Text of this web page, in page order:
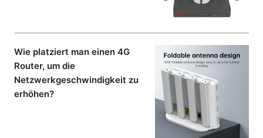
Wie platziert man einen 4G
Router, um die
Netzwerkgeschwindigkeit zu
erhöhen?